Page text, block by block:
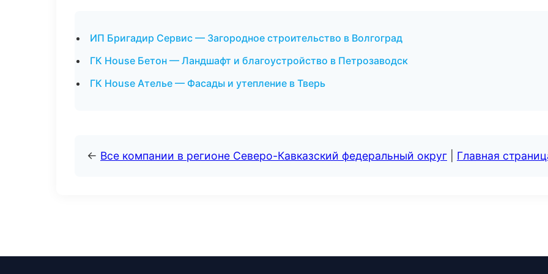
ИП Бригадир Сервис — Загородное строительство в Волгоград
ГК House Бетон — Ландшафт и благоустройство в Петрозаводск
ГК House Ателье — Фасады и утепление в Тверь
← Все компании в регионе Северо-Кавказский федеральный округ Главная